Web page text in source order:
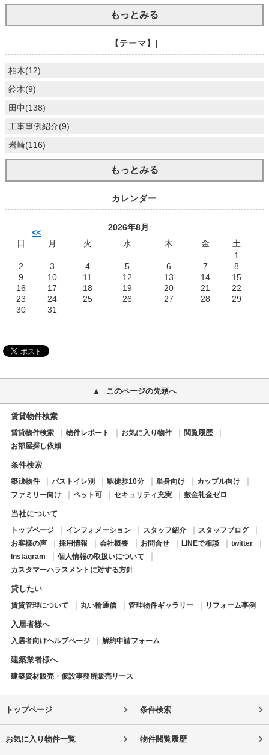
もっとみる
【テーマ】|
柏木(12)
鈴木(9)
田中(138)
工事事例紹介(9)
岩崎(116)
もっとみる
カレンダー
<<
2026年8月
日
月 火 水 木 金
土
1
2
3 4 5 6 7
8
9
10 11 12 13 14
15
16
17 18 19 20 21
22
23
24 25 26 27 28
29
30
31
このページの先頭へ
賃貸物件検索
賃貸物件検索 物件レポート お気に入り物件
閲覧履歴
お部屋探し依頼
条件検索
築浅物件 バストイレ別 駅徒歩10分 単身向け
カップル向け
ファミリー向け
ペット可 セキュリティ充実 敷金礼金ゼロ
当社について
トップページ インフォメーション スタッフ紹介
スタッフブログ
お客様の声
採用情報 会社概要 お問合せ LINEで相談
twitter
Instagram
個人情報の取扱いについて
カスタマーハラスメントに対する方針
貸したい
賃貸管理について 丸い輪通信 管理物件ギャラリー リフォーム事例
入居者様へ
入居者向けヘルプページ 解約申請フォーム
建築業者様へ
建築資材販売・仮設事務所販売リース
トップページ 条件検索
お気に入り物件一覧 物件閲覧履歴